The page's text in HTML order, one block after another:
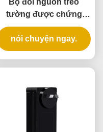
Bộ đổi nguồn treo
tường được chứng
nhận UL với đầu ra 5V
12V 24V và công suất
12W 24W cho Khóa cửa
nói chuyện ngay.